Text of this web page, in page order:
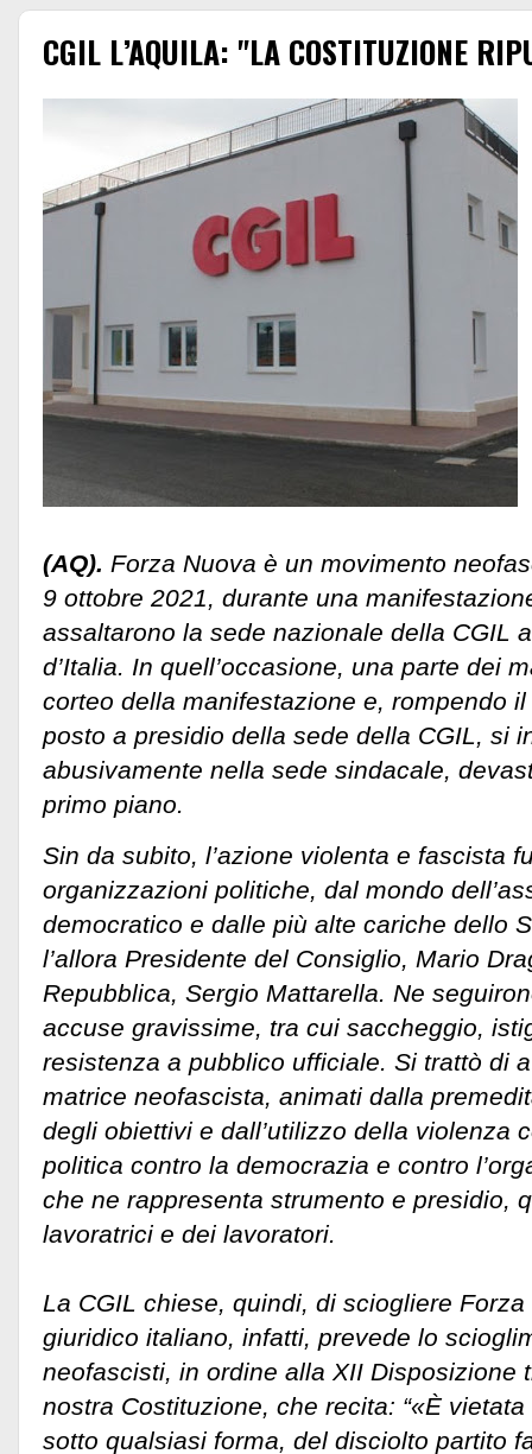
CGIL L’AQUILA: "LA COSTITUZIONE
(AQ). Forza Nuova è un movimento
9 ottobre 2021, durante una
assaltarono la sede nazionale della CGIL
d’Italia. In quell’occasione, una parte dei
corteo della manifestazione e, rompendo
posto a presidio della sede della CGIL, si
abusivamente nella sede sindacale,
primo piano.
Sin da subito, l’azione violenta e fascista
organizzazioni politiche, dal mondo
democratico e dalle più alte cariche dello
l’allora Presidente del Consiglio, Mario
Repubblica, Sergio Mattarella. Ne
accuse gravissime, tra cui saccheggio,
resistenza a pubblico ufficiale. Si trattò di
matrice neofascista, animati dalla
degli obiettivi e dall’utilizzo della violenza
politica contro la democrazia e contro
che ne rappresenta strumento e presidio,
lavoratrici e dei lavoratori.
La CGIL chiese, quindi, di sciogliere
giuridico italiano, infatti, prevede lo
neofascisti, in ordine alla XII Disposizione
nostra Costituzione, che recita: “«È
sotto qualsiasi forma, del disciolto partito